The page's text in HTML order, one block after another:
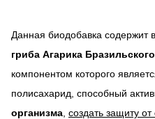
Данная биодобавка содержит
гриба Агарика Бразильского
компонентом которого
полисахарид, способный
организма создать защиту от